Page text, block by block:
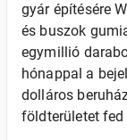
gyár építésére
és buszok
egymillió
hónappal a
dolláros
földterületet fed